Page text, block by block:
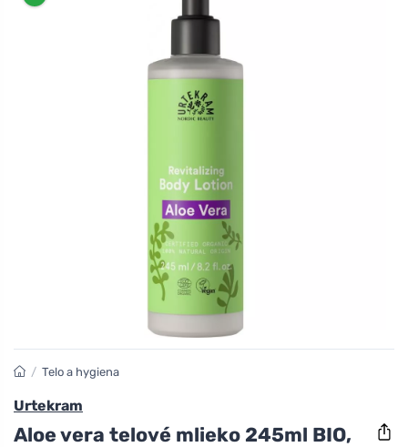
/ Telo a hygiena
Urtekram
Aloe vera telové mlieko 245ml BIO,